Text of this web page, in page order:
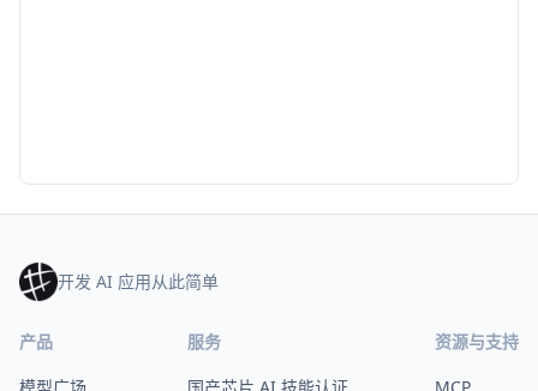
开发 AI 应用从此简单
产品
服务
资源与支持